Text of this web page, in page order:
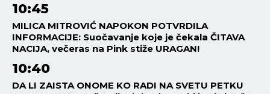
10:45
MILICA MITROVIĆ NAPOKON POTVRDILA
INFORMACIJE: Suočavanje koje je čekala ČITAVA
NACIJA, večeras na Pink stiže URAGAN!
10:40
DA LI ZAISTA ONOME KO RADI NA SVETU PETKU